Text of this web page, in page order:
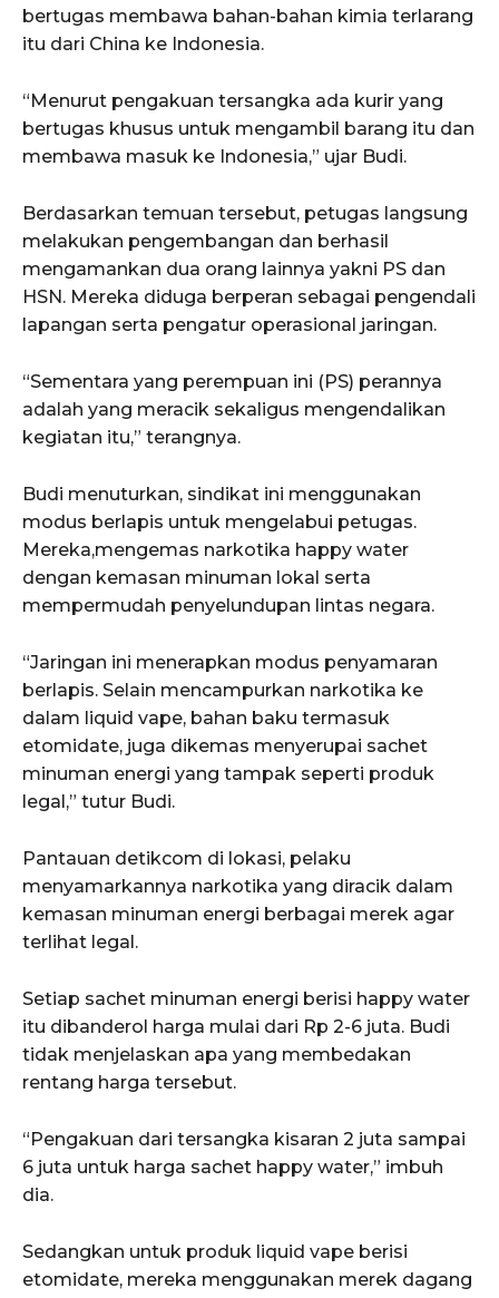
bertugas membawa bahan-bahan kimia terlarang
itu dari China ke Indonesia.
“Menurut pengakuan tersangka ada kurir yang
bertugas khusus untuk mengambil barang itu dan
membawa masuk ke Indonesia,” ujar Budi.
Berdasarkan temuan tersebut, petugas langsung
melakukan pengembangan dan berhasil
mengamankan dua orang lainnya yakni PS dan
HSN. Mereka diduga berperan sebagai pengendali
lapangan serta pengatur operasional jaringan.
“Sementara yang perempuan ini (PS) perannya
adalah yang meracik sekaligus mengendalikan
kegiatan itu,” terangnya.
Budi menuturkan, sindikat ini menggunakan
modus berlapis untuk mengelabui petugas.
Mereka,mengemas narkotika happy water
dengan kemasan minuman lokal serta
mempermudah penyelundupan lintas negara.
“Jaringan ini menerapkan modus penyamaran
berlapis. Selain mencampurkan narkotika ke
dalam liquid vape, bahan baku termasuk
etomidate, juga dikemas menyerupai sachet
minuman energi yang tampak seperti produk
legal,” tutur Budi.
Pantauan detikcom di lokasi, pelaku
menyamarkannya narkotika yang diracik dalam
kemasan minuman energi berbagai merek agar
terlihat legal.
Setiap sachet minuman energi berisi happy water
itu dibanderol harga mulai dari Rp 2-6 juta. Budi
tidak menjelaskan apa yang membedakan
rentang harga tersebut.
“Pengakuan dari tersangka kisaran 2 juta sampai
6 juta untuk harga sachet happy water,” imbuh
dia.
Sedangkan untuk produk liquid vape berisi
etomidate, mereka menggunakan merek dagang